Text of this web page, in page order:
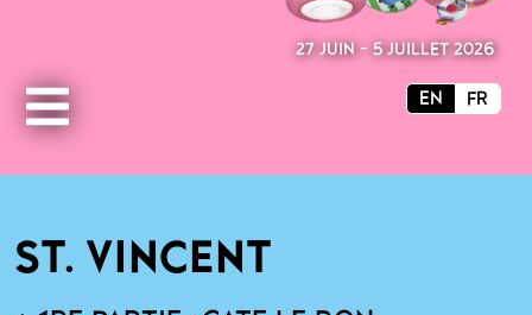
EN FR
27 JUIN - 5 JUILLET 2026
ST. VINCENT